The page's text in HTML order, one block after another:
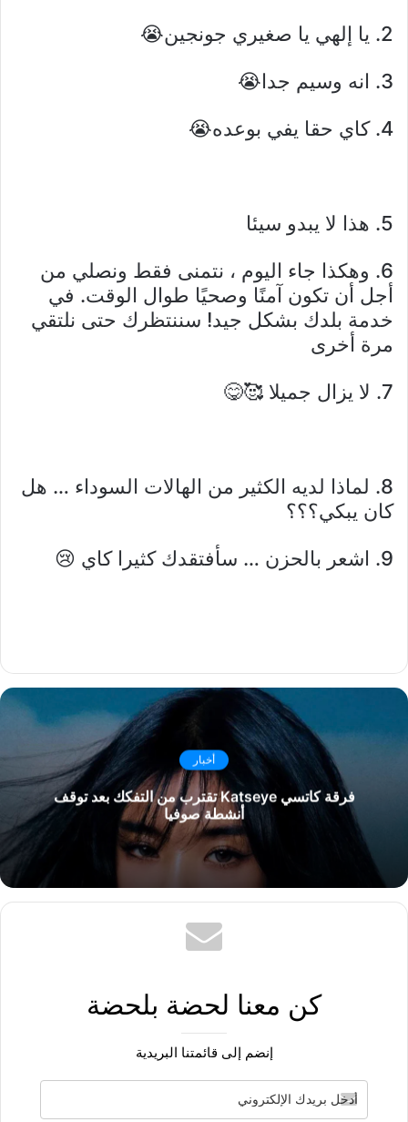
2. يا إلهي يا صغيري جونجين😭
3. انه وسيم جدا😭
4. كاي حقا يفي بوعده😭
5. هذا لا يبدو سيئا
6. وهكذا جاء اليوم ، نتمنى فقط ونصلي من
أجل أن تكون آمنًا وصحيًا طوال الوقت. في
خدمة بلدك بشكل جيد! سننتظرك حتى نلتقي
مرة أخرى
7. لا يزال جميلا 🥰😋
8. لماذا لديه الكثير من الهالات السوداء … هل
كان يبكي؟؟؟
9. اشعر بالحزن … سأفتقدك كثيرا كاي 😢
أخبار
فرقة كاتسي Katseye تقترب من التفكك بعد توقف
أنشطة صوفيا
كن معنا لحضة بلحضة
إنضم إلى قائمتنا البريدية